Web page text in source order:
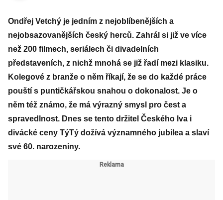
Ondřej Vetchý je jedním z nejoblíbenějších a
nejobsazovanějších český herců. Zahrál si již ve více
než 200 filmech, seriálech či divadelních
představeních, z nichž mnohá se již řadí mezi klasiku.
Kolegové z branže o něm říkají, že se do každé práce
pouští s puntičkářskou snahou o dokonalost. Je o
něm též známo, že má výrazný smysl pro čest a
spravedlnost. Dnes se tento držitel Českého lva i
divácké ceny TýTý dožívá významného jubilea a slaví
své 60. narozeniny.